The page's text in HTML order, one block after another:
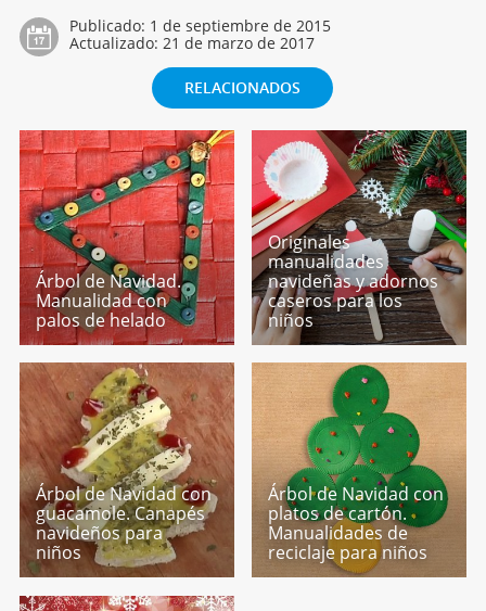
Publicado: 1 de septiembre de 2015
Actualizado: 21 de marzo de 2017
RELACIONADOS
Árbol de Navidad.
Manualidad con
palos de helado
Originales
manualidades
navideñas y adornos
caseros para los
niños
Árbol de Navidad con
guacamole. Canapés
navideños para
niños
Árbol de Navidad con
platos de cartón.
Manualidades de
reciclaje para niños